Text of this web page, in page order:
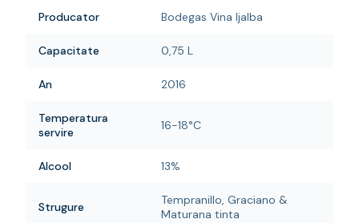
Producator Bodegas Vina Ijalba
Capacitate 0,75 L
An 2016
Temperatura
servire
16-18°C
Alcool 13%
Strugure
Tempranillo, Graciano &
Maturana tinta